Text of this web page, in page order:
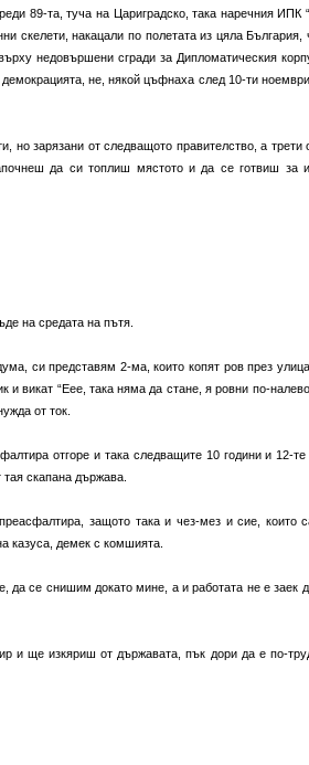
89-та, туча на Цариградско, така наречния ИПК
скелети, накацали по полетата из цяла България,
недовършени сгради за Дипломатическия
не, някой цъфнаха след 10-ти
но зарязани от следващото правителство, а трети
да си топлиш мястото и да се готвиш за
на средата на пътя.
си представям 2-ма, които копят ров през
викат “Еее, така няма да стане, я ровни по-
от ток.
отгоре и така следващите 10 години и 12-те
скапана държава.
защото така и чез-мез и сие, които
казуса, демек с комшията.
се снишим докато мине, а и работата не e заек
и ще изкяриш от държавата, пък дори да е по-